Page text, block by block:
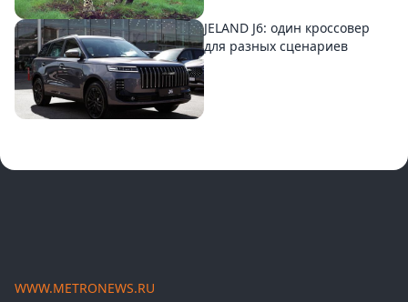
JELAND J6: один кроссовер
для разных сценариев
WWW.METRONEWS.RU